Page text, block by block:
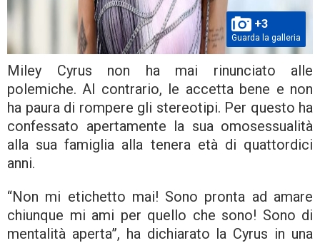
+3
Guarda la galleria
Miley Cyrus non ha mai rinunciato alle
polemiche. Al contrario, le accetta bene e non
ha paura di rompere gli stereotipi. Per questo ha
confessato apertamente la sua omosessualità
alla sua famiglia alla tenera età di quattordici
anni.
“Non mi etichetto mai! Sono pronta ad amare
chiunque mi ami per quello che sono! Sono di
mentalità aperta”, ha dichiarato la Cyrus in una